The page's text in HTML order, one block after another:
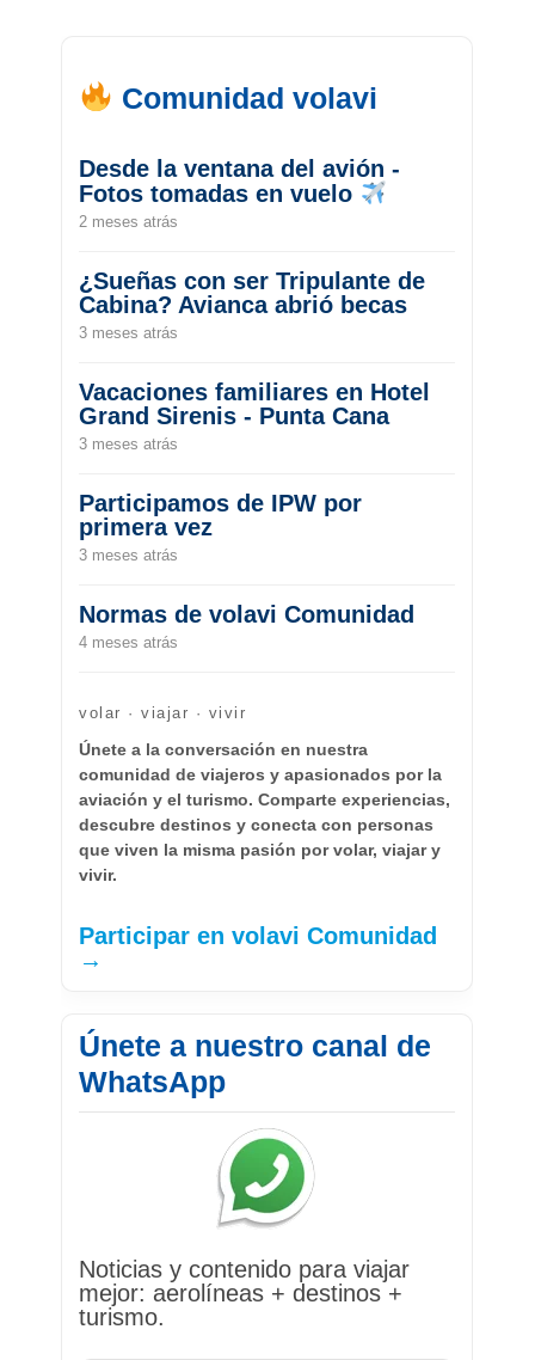
Comunidad volavi
Desde la ventana del avión -
Fotos tomadas en vuelo
2 meses atrás
¿Sueñas con ser Tripulante de
Cabina? Avianca abrió becas
3 meses atrás
Vacaciones familiares en Hotel
Grand Sirenis - Punta Cana
3 meses atrás
Participamos de IPW por
primera vez
3 meses atrás
Normas de volavi Comunidad
4 meses atrás
volar · viajar · vivir
Únete a la conversación en nuestra
comunidad de viajeros y apasionados por la
aviación y el turismo. Comparte experiencias,
descubre destinos y conecta con personas
que viven la misma pasión por volar, viajar y
vivir.
Participar en volavi Comunidad
→
Únete a nuestro canal de
WhatsApp
Noticias y contenido para viajar
mejor: aerolíneas + destinos +
turismo.